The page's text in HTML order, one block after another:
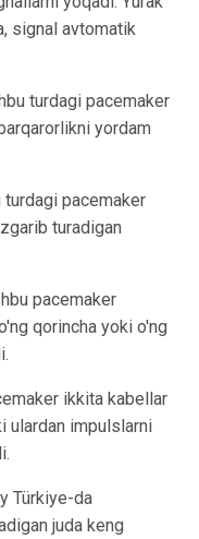
signal avtomatik
turdagi pacemaker
yordam
pacemaker
turadigan
pacemaker
qorincha yoki o'ng
ikkita kabellar
ulardan impulslarni
Türkiye-da
juda keng